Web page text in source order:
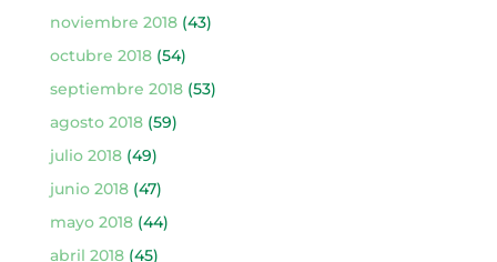
noviembre 2018(43)
octubre 2018(54)
septiembre 2018(53)
agosto 2018(59)
julio 2018(49)
junio 2018(47)
mayo 2018(44)
abril 2018(45)